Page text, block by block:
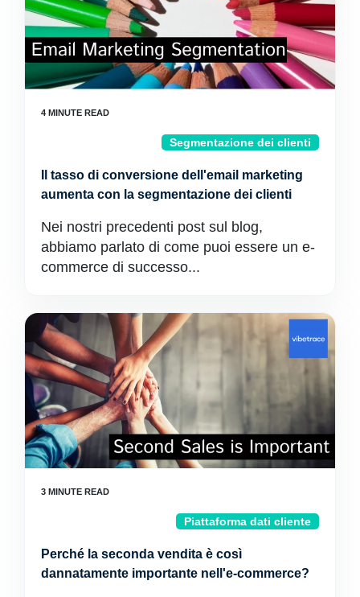
Segmentazione dei clienti
Il tasso di conversione dell'email marketing
aumenta con la segmentazione dei clienti
Nei nostri precedenti post sul blog,
abbiamo parlato di come puoi essere un e-
commerce di successo...
Piattaforma dati cliente
Perché la seconda vendita è così
dannatamente importante nell'e-commerce?